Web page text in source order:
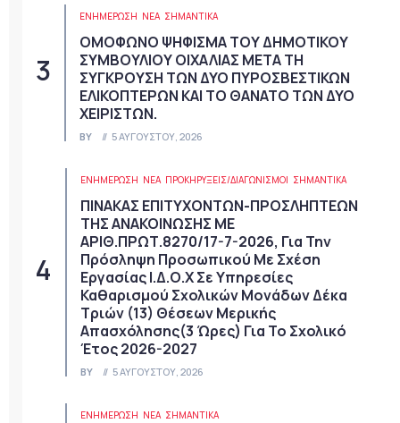
ΕΝΗΜΕΡΩΣΗ ΝΈΑ ΣΗΜΑΝΤΙΚΆ
ΟΜΟΦΩΝΟ ΨΗΦΙΣΜΑ ΤΟΥ ΔΗΜΟΤΙΚΟΥ
ΣΥΜΒΟΥΛΙΟΥ ΟΙΧΑΛΙΑΣ ΜΕΤΑ ΤΗ
ΣΥΓΚΡΟΥΣΗ ΤΩΝ ΔΥΟ ΠΥΡΟΣΒΕΣΤΙΚΩΝ
ΕΛΙΚΟΠΤΕΡΩΝ ΚΑΙ ΤΟ ΘΑΝΑΤΟ ΤΩΝ ΔΥΟ
ΧΕΙΡΙΣΤΩΝ.
BY 5 ΑΥΓΟΎΣΤΟΥ, 2026
ΕΝΗΜΕΡΩΣΗ ΝΈΑ ΠΡΟΚΗΡΎΞΕΙΣ/ΔΙΑΓΩΝΙΣΜΟΊ ΣΗΜΑΝΤΙΚΆ
ΠΙΝΑΚΑΣ ΕΠΙΤΥΧΟΝΤΩΝ-ΠΡΟΣΛΗΠΤΕΩΝ
ΤΗΣ ΑΝΑΚΟΙΝΩΣΗΣ ΜΕ
ΑΡΙΘ.ΠΡΩΤ.8270/17-7-2026, Για Την
Πρόσληψη Προσωπικού Με Σχέση
Εργασίας Ι.Δ.Ο.Χ Σε Υπηρεσίες
Καθαρισμού Σχολικών Μονάδων Δέκα
Τριών (13) Θέσεων Μερικής
Απασχόλησης(3 Ώρες) Για Το Σχολικό
Έτος 2026-2027
BY 5 ΑΥΓΟΎΣΤΟΥ, 2026
ΕΝΗΜΕΡΩΣΗ ΝΈΑ ΣΗΜΑΝΤΙΚΆ